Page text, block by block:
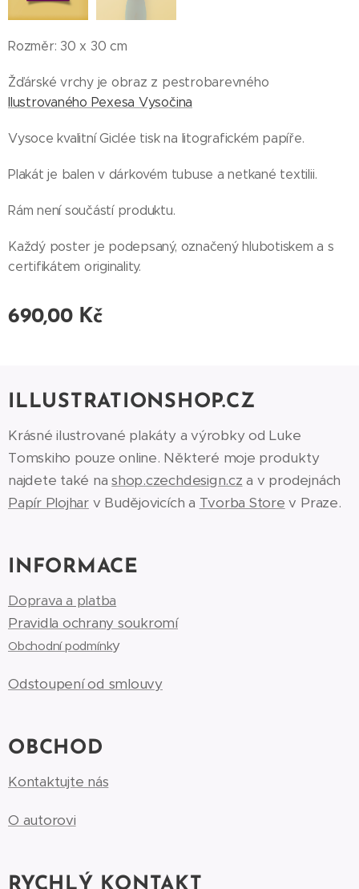
Rozměr: 30 x 30 cm
Žďárské vrchy je obraz z pestrobarevného
Ilustrovaného Pexesa Vysočina
Vysoce kvalitní Giclée tisk na litografickém papíře.
Plakát je balen v dárkovém tubuse a netkané textilii.
Rám není součástí produktu.
Každý poster je podepsaný, označený hlubotiskem a s
certifikátem originality.
690,00Kč
ILLUSTRATIONSHOP.CZ
Krásné ilustrované plakáty a výrobky od Luke
Tomskiho pouze online. Některé moje produkty
najdete také nashop.czechdesign.cz a v prodejnách
Papír Plojharv Budějovicích a Tvorba Store v Praze.
INFORMACE
Doprava a platba
Pravidla ochrany soukromí
Obchodní podmínky
Odstoupení od smlouvy
OBCHOD
Kontaktujte nás
O autorovi
RYCHLÝ KONTAKT